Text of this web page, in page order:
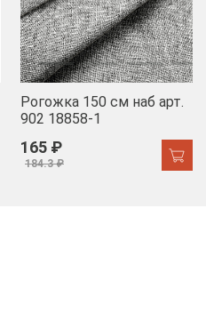
Рогожка 150 см наб арт.
902 18858-1
165 ₽
184.3 ₽